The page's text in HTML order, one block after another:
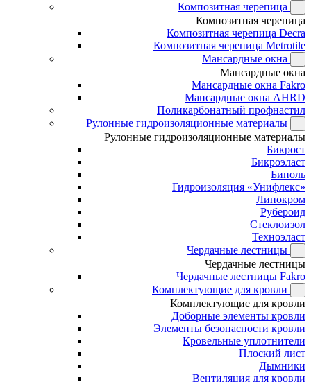
Композитная черепица
Композитная черепица
Композитная черепица Decra
Композитная черепица Metrotile
Мансардные окна
Мансардные окна
Мансардные окна Fakro
Мансардные окна AHRD
Поликарбонатный профнастил
Рулонные гидроизоляционные материалы
Рулонные гидроизоляционные материалы
Бикрост
Бикроэласт
Биполь
Гидроизоляция «Унифлекс»
Линокром
Рубероид
Стеклоизол
Техноэласт
Чердачные лестницы
Чердачные лестницы
Чердачные лестницы Fakro
Комплектующие для кровли
Комплектующие для кровли
Доборные элементы кровли
Элементы безопасности кровли
Кровельные уплотнители
Плоский лист
Дымники
Вентиляция для кровли